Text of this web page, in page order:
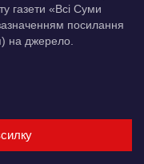
газети «Всі Суми
посилання
на джерело.